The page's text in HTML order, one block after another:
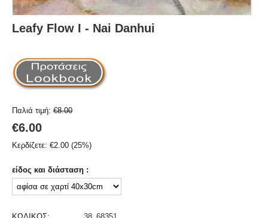
Leafy Flow I - Nai Danhui
Παλιά τιμή: €8.00
€6.00
Κερδίζετε: €2.00 (25%)
είδος και διάσταση :